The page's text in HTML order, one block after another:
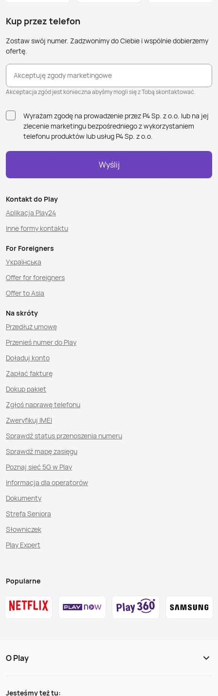
Kup przez telefon
Zostaw swój numer. Zadzwonimy do Ciebie i wspólnie dobierzemy
ofertę.
Akceptuję zgody marketingowe
Akceptacja zgód jest konieczna abyśmy mogli się z Tobą skontaktować.
Wyrażam zgodę na prowadzenie przez P4 Sp. z o.o. lub na jej
zlecenie marketingu bezpośredniego z wykorzystaniem
telefonu produktów lub usług P4 Sp. z o.o.
Wyślij
Kontakt do Play
Aplikacja Play24
Inne formy kontaktu
For Foreigners
Українська
Offer for foreigners
Offer to Asia
Na skróty
Przedłuż umowę
Przenieś numer do Play
Doładuj konto
Zapłać fakturę
Dokup pakiet
Zgłoś naprawę telefonu
Zweryfikuj IMEI
Sprawdź status przenoszenia numeru
Sprawdź mapę zasięgu
Poznaj sieć 5G w Play
Informacja dla operatorów
Dokumenty
Strefa Seniora
Słowniczek
Play Expert
Popularne
O Play
Jesteśmy też tu: